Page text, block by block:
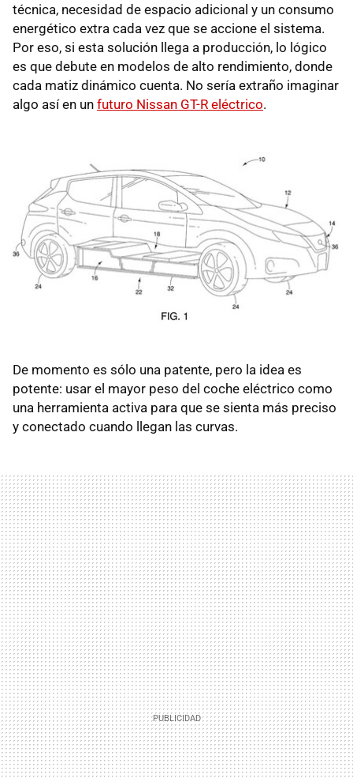
técnica, necesidad de espacio adicional y un consumo
energético extra cada vez que se accione el sistema.
Por eso, si esta solución llega a producción, lo lógico
es que debute en modelos de alto rendimiento, donde
cada matiz dinámico cuenta. No sería extraño imaginar
algo así en un futuro Nissan GT-R eléctrico.
De momento es sólo una patente, pero la idea es
potente: usar el mayor peso del coche eléctrico como
una herramienta activa para que se sienta más preciso
y conectado cuando llegan las curvas.